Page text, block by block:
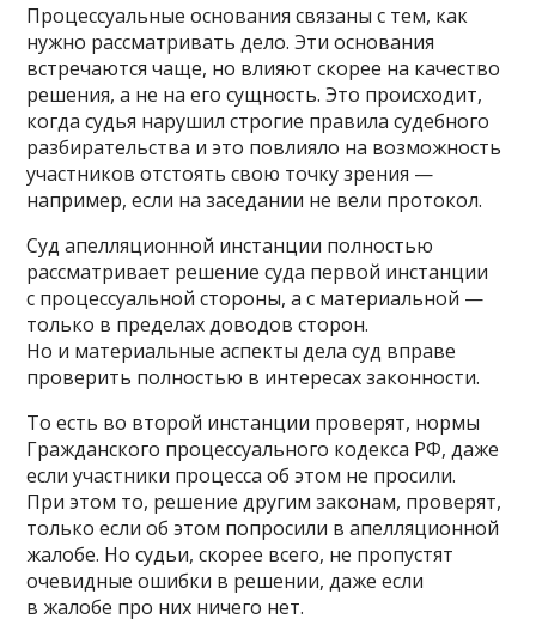
Процессуальные основания связаны с тем, как
нужно рассматривать дело. Эти основания
встречаются чаще, но влияют скорее на качество
решения, а не на его сущность. Это происходит,
когда судья нарушил строгие правила судебного
разбирательства и это повлияло на возможность
участников отстоять свою точку зрения —
например, если на заседании не вели протокол.
Суд апелляционной инстанции полностью
рассматривает решение суда первой инстанции
с процессуальной стороны, а с материальной —
только в пределах доводов сторон.
Но и материальные аспекты дела суд вправе
проверить полностью в интересах законности.
То есть во второй инстанции проверят, нормы
Гражданского процессуального кодекса РФ, даже
если участники процесса об этом не просили.
При этом то, решение другим законам, проверят,
только если об этом попросили в апелляционной
жалобе. Но судьи, скорее всего, не пропустят
очевидные ошибки в решении, даже если
в жалобе про них ничего нет.